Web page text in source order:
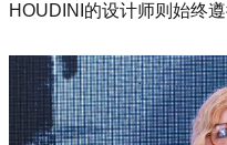
HOUDINI的设计师则始终